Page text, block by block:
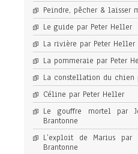
Peindre, pêcher & laisser
Le guide par Peter Heller
La rivière par Peter Heller
La pommeraie par Peter
La constellation du chien
Céline par Peter Heller
Le gouffre mortel par
Brantonne
L’exploit de Marius
Brantonne